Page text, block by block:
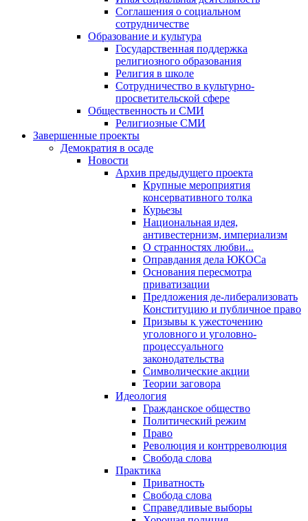
Соглашения о социальном
сотрудничестве
Образование и культура
Государственная поддержка
религиозного образования
Религия в школе
Сотрудничество в культурно-
просветительской сфере
Общественность и СМИ
Религиозные СМИ
Завершенные проекты
Демократия в осаде
Новости
Архив предыдущего проекта
Крупные мероприятия
консервативного толка
Курьезы
Национальная идея,
антивестернизм, империализм
О странностях любви...
Оправдания дела ЮКОСа
Основания пересмотра
приватизации
Предложения де-либерализовать
Конституцию и публичное право
Призывы к ужесточению
уголовного и уголовно-
процессуального
законодательства
Символические акции
Теории заговора
Идеология
Гражданское общество
Политический режим
Право
Революция и контрреволюция
Свобода слова
Практика
Приватность
Свобода слова
Справедливые выборы